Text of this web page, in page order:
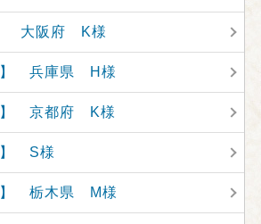
大阪府 K様
】 兵庫県 H様
】 京都府 K様
】 S様
】 栃木県 M様